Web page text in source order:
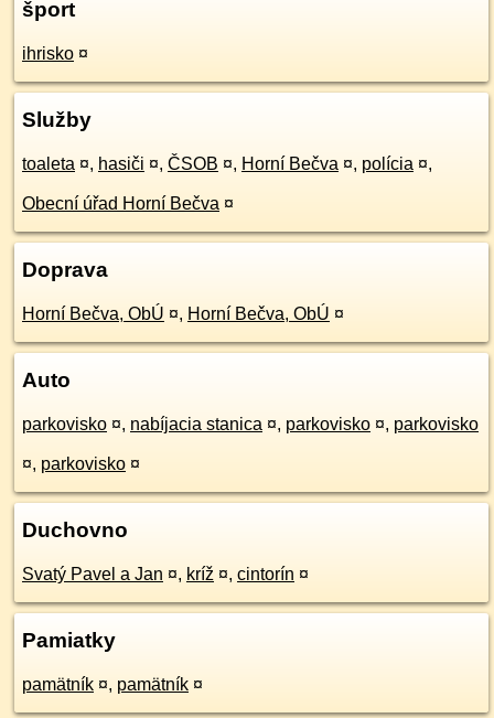
šport
ihrisko ¤
Služby
toaleta ¤, hasiči ¤, ČSOB ¤, Horní Bečva ¤, polícia ¤,
Obecní úřad Horní Bečva ¤
Doprava
Horní Bečva, ObÚ ¤, Horní Bečva, ObÚ ¤
Auto
parkovisko ¤, nabíjacia stanica ¤, parkovisko ¤, parkovisko
¤, parkovisko ¤
Duchovno
Svatý Pavel a Jan ¤, kríž ¤, cintorín ¤
Pamiatky
pamätník ¤, pamätník ¤